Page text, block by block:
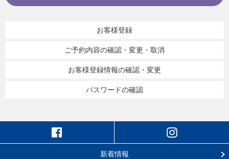
お客様登録
ご予約内容の確認・変更・取消
お客様登録情報の確認・変更
パスワードの確認
新着情報